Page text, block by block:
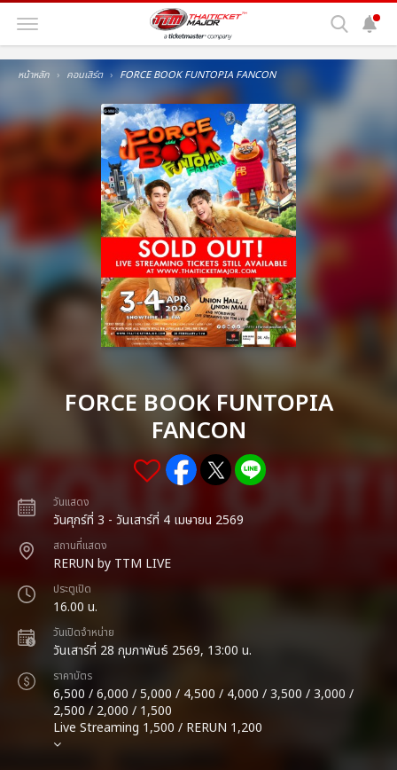
หน้าหลัก คอนเสิร์ต FORCE BOOK FUNTOPIA FANCON
FORCE BOOK FUNTOPIA
FANCON
วันแสดง
วันศุกร์ที่ 3 - วันเสาร์ที่ 4 เมษายน 2569
สถานที่แสดง
RERUN by TTM LIVE
ประตูเปิด
16.00 น.
วันเปิดจำหน่าย
วันเสาร์ที่ 28 กุมภาพันธ์ 2569, 13:00 น.
ราคาบัตร
6,500 / 6,000 / 5,000 / 4,500 / 4,000 / 3,500 / 3,000 /
2,500 / 2,000 / 1,500
Live Streaming 1,500 / RERUN 1,200